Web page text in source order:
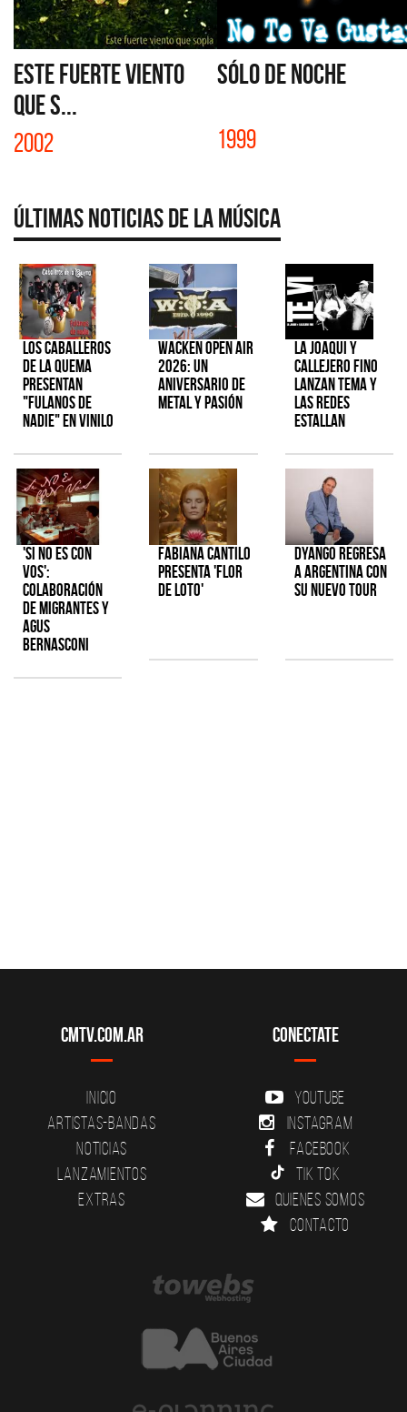
ESTE FUERTE VIENTO
QUE S...
2002
SÓLO DE NOCHE
1999
Últimas Noticias de la Música
Los Caballeros
de la Quema
presentan
"Fulanos de
Nadie" en vinilo
Wacken Open Air
2026: Un
aniversario de
metal y pasión
La Joaqui y
Callejero Fino
lanzan tema y
las redes
estallan
'Si No Es Con
Vos':
colaboración
de Migrantes y
Agus
Bernasconi
Fabiana Cantilo
presenta 'Flor
de Loto'
Dyango regresa
a Argentina con
su nuevo tour
CMTV.com.ar
Inicio
Artistas-Bandas
Noticias
Lanzamientos
Extras
Conectate
YouTube
Instagram
Facebook
Tik Tok
Quienes somos
Contacto